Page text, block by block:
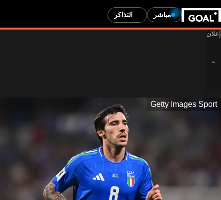
مباشر التذاكر
Getty Images Sport